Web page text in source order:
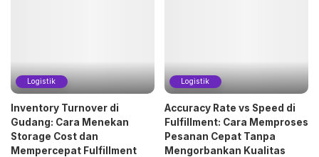
Logistik
Inventory Turnover di
Gudang: Cara Menekan
Storage Cost dan
Mempercepat Fulfillment
Logistik
Accuracy Rate vs Speed di
Fulfillment: Cara Memproses
Pesanan Cepat Tanpa
Mengorbankan Kualitas